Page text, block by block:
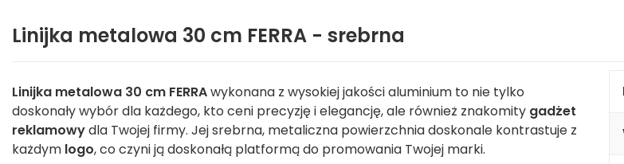
Linijka metalowa 30 cm FERRA - srebrna
Linijka metalowa 30 cm FERRAwykonana z wysokiej jakości aluminium to nie tylko
doskonały wybór dla każdego, kto ceni precyzję i elegancję, ale również znakomity gadżet
reklamowydla Twojej firmy. Jej srebrna, metaliczna powierzchnia doskonale kontrastuje z
każdym logo, co czyni ją doskonałą platformą do promowania Twojej marki.